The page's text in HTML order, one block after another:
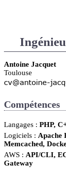
Antoine Jacquet
Toulouse
Compétences
Langages
PHP,
Logiciels
Apache
Memcached,
AWS
API/CLI,
Gateway